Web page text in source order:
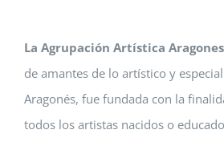
La Agrupación Artística
de amantes de lo artístico y
Aragonés, fue fundada con la
todos los artistas nacidos o